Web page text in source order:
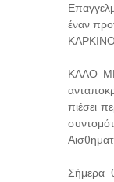
έναν
ΚΑΛΟ
πιέσει
Σήμερα